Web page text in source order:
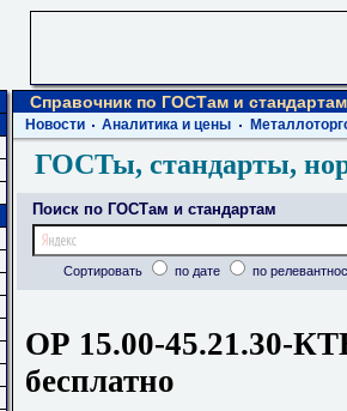
Справочник по ГОСТам и стандартам
Новости Аналитика и цены
ГОСТы, стандарты,
Поиск по ГОСТам и стандартам
Сортировать по дате по
ОР 15.00-45.21.30-
бесплатно